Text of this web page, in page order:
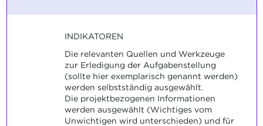
INDIKATOREN
Die relevanten Quellen und Werkzeuge
zur Erledigung der Aufgabenstellung
(sollte hier exemplarisch genannt werden)
werden selbstständig ausgewählt.
Die projektbezogenen Informationen
werden ausgewählt (Wichtiges vom
Unwichtigen wird unterschieden) und für